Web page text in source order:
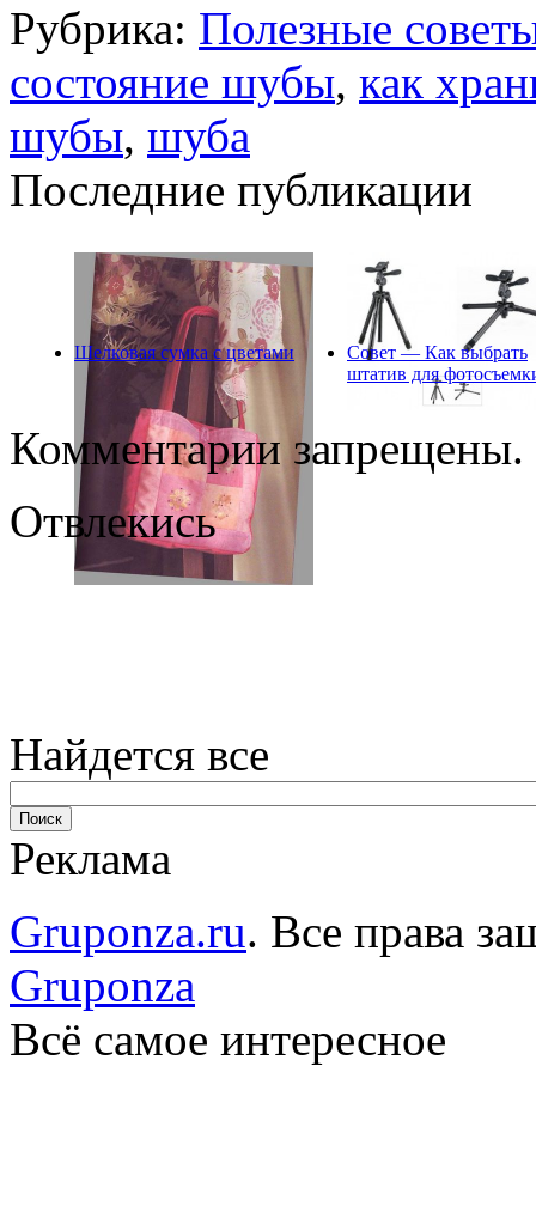
Рубрика: Полезные
состояние шубы, как
шубы, шуба
Последние публикации
Шелковая сумка с цветами
Совет — Как выбрать
штатив для
Комментарии запрещены.
Отвлекись
Найдется все
Реклама
Gruponza.ru. Все права
Gruponza
Всё самое интересное